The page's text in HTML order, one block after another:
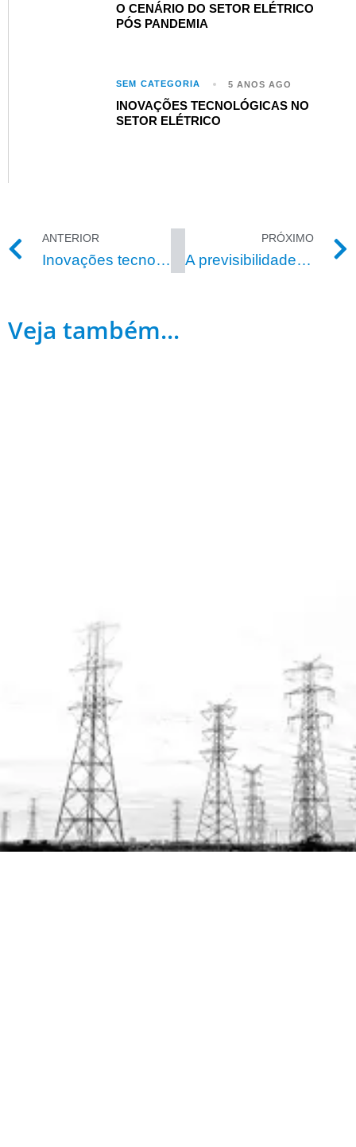
O CENÁRIO DO SETOR ELÉTRICO
PÓS PANDEMIA
SEM CATEGORIA 5 ANOS AGO
INOVAÇÕES TECNOLÓGICAS NO
SETOR ELÉTRICO​
ANTERIOR
Inovações tecnológicas no setor elétrico​
PRÓXIMO
A previsibilidade que o mercado livre garante
Veja também...